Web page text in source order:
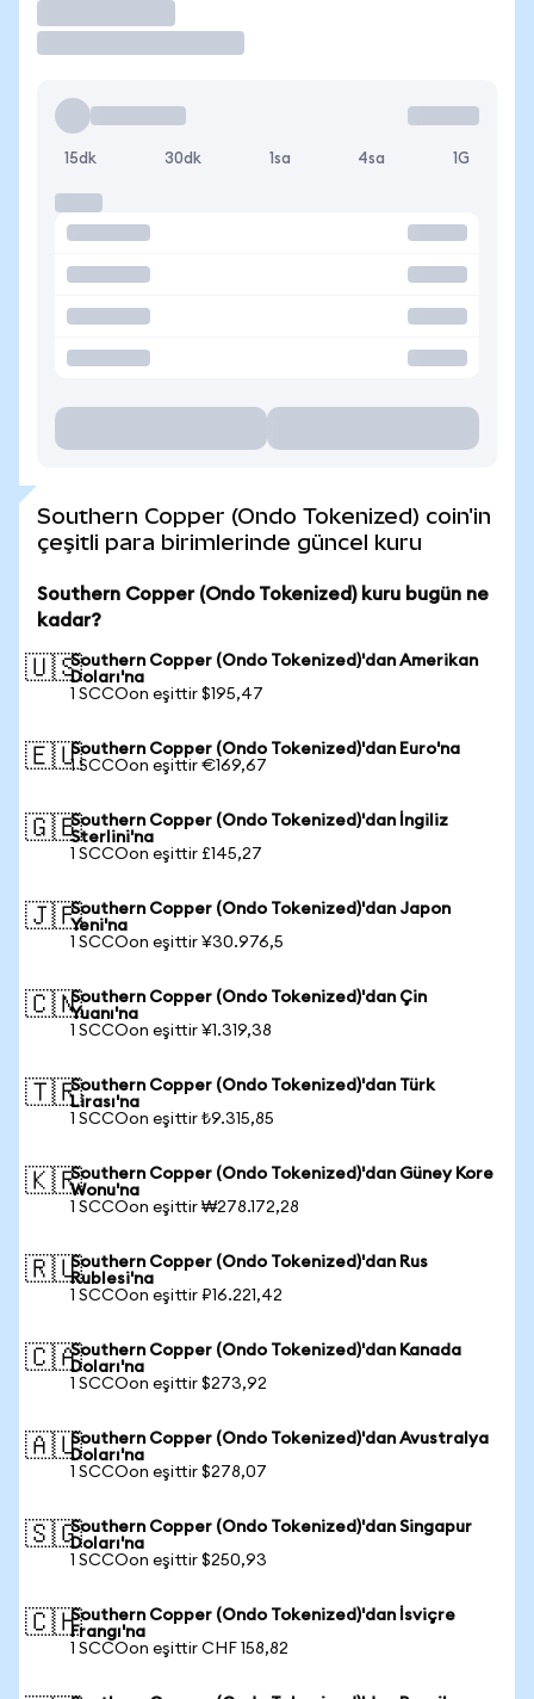
15dk 30dk 1sa 4sa 1G
Southern Copper (Ondo Tokenized) coin'in
çeşitli para birimlerinde güncel kuru
Southern Copper (Ondo Tokenized) kuru bugün ne
kadar?
🇺🇸Southern Copper (Ondo Tokenized)'dan Amerikan
Doları'na
1 SCCOon eşittir $195,47
🇪🇺Southern Copper (Ondo Tokenized)'dan Euro'na
1 SCCOon eşittir €169,67
🇬🇧Southern Copper (Ondo Tokenized)'dan İngiliz
Sterlini'na
1 SCCOon eşittir £145,27
🇯🇵Southern Copper (Ondo Tokenized)'dan Japon
Yeni'na
1 SCCOon eşittir ¥30.976,5
🇨🇳Southern Copper (Ondo Tokenized)'dan Çin
Yuanı'na
1 SCCOon eşittir ¥1.319,38
🇹🇷Southern Copper (Ondo Tokenized)'dan Türk
Lirası'na
1 SCCOon eşittir ₺9.315,85
🇰🇷Southern Copper (Ondo Tokenized)'dan Güney Kore
Wonu'na
1 SCCOon eşittir ₩278.172,28
🇷🇺Southern Copper (Ondo Tokenized)'dan Rus
Rublesi'na
1 SCCOon eşittir ₽16.221,42
🇨🇦Southern Copper (Ondo Tokenized)'dan Kanada
Doları'na
1 SCCOon eşittir $273,92
🇦🇺Southern Copper (Ondo Tokenized)'dan Avustralya
Doları'na
1 SCCOon eşittir $278,07
🇸🇬Southern Copper (Ondo Tokenized)'dan Singapur
Doları'na
1 SCCOon eşittir $250,93
🇨🇭Southern Copper (Ondo Tokenized)'dan İsviçre
Frangı'na
1 SCCOon eşittir CHF 158,82